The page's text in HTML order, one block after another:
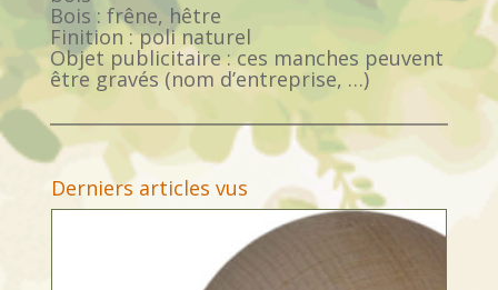
Bois : frêne, hêtre
Finition : poli naturel
Objet publicitaire : ces manches peuvent
être gravés (nom d’entreprise, …)
Derniers articles vus